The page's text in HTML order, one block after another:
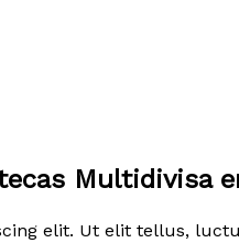
Multidivisa
elit. Ut elit tellus,